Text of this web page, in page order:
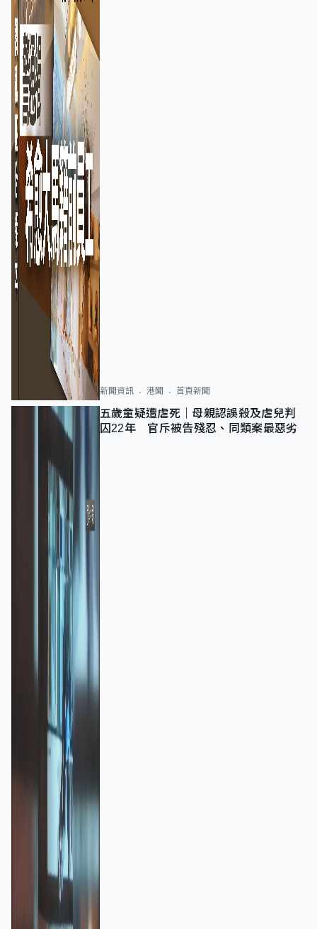
新聞資訊 港聞 首頁新聞
五歲童疑遭虐死｜母親認誤殺及虐兒判
囚22年 官斥被告殘忍、同類案最惡劣